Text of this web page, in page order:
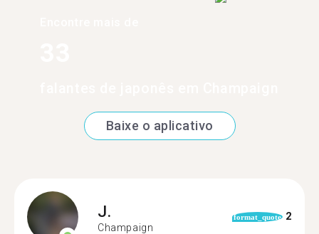
Baixe o aplicativo
J.
Champaign
format_quote 2